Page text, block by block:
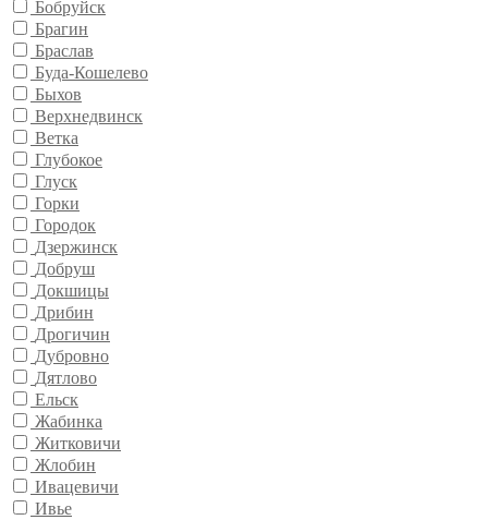
Бобруйск
Брагин
Браслав
Буда-Кошелево
Быхов
Верхнедвинск
Ветка
Глубокое
Глуск
Горки
Городок
Дзержинск
Добруш
Докшицы
Дрибин
Дрогичин
Дубровно
Дятлово
Ельск
Жабинка
Житковичи
Жлобин
Ивацевичи
Ивье